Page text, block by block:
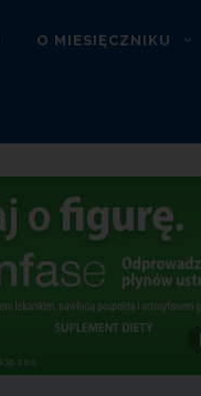
O MIESIĘCZNIKU